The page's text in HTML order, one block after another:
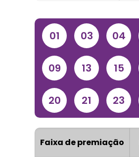
01 03 04
09 13 15
20 21 23
Faixa de premiação